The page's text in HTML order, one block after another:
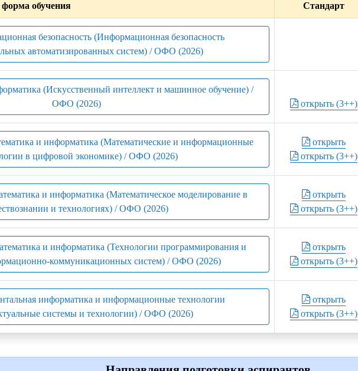
обучения Стандарт
безопасность (Информационная безопасность
автоматизированных систем) / ОФО (2026)
(Искусственный интеллект и машинное обучение) /
ОФО (2026)
открыть (3++)
и информатика (Математические и информационные
в цифровой экономике) / ОФО (2026)
открыть
открыть (3++)
и информатика (Математическое моделирование в
и технологиях) / ОФО (2026)
открыть
открыть (3++)
и информатика (Технологии программирования и
коммуникационных систем) / ОФО (2026)
открыть
открыть (3++)
информатика и информационные технологии
системы и технологии) / ОФО (2026)
открыть
открыть (3++)